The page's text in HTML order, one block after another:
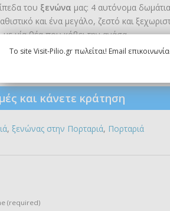
του ξενώνα μας: 4 αυτόνομα
και ένα μεγάλο, ζεστό και
μία θέα που κόβει την ανάσα.
και κάνετε κράτηση
, ξενώνας στην Πορταριά, Πορταριά
(required)
To site Visit-Pilio.gr πωλείται! Email